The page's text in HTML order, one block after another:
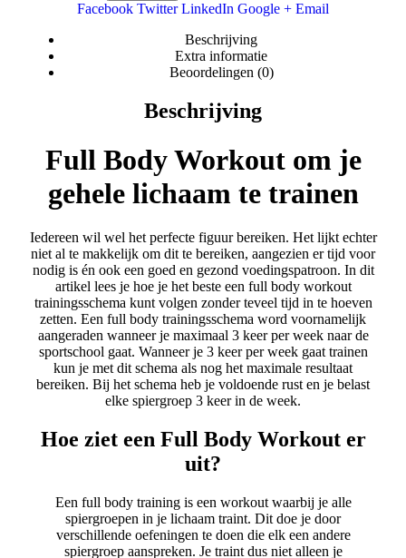
Facebook Twitter LinkedIn Google + Email
Beschrijving
Extra informatie
Beoordelingen (0)
Beschrijving
Full Body Workout om je
gehele lichaam te trainen
Iedereen wil wel het perfecte figuur bereiken. Het lijkt echter
niet al te makkelijk om dit te bereiken, aangezien er tijd voor
nodig is én ook een goed en gezond voedingspatroon. In dit
artikel lees je hoe je het beste een full body workout
trainingsschema kunt volgen zonder teveel tijd in te hoeven
zetten. Een full body trainingsschema word voornamelijk
aangeraden wanneer je maximaal 3 keer per week naar de
sportschool gaat. Wanneer je 3 keer per week gaat trainen
kun je met dit schema als nog het maximale resultaat
bereiken. Bij het schema heb je voldoende rust en je belast
elke spiergroep 3 keer in de week.
Hoe ziet een Full Body Workout er
uit?
Een full body training is een workout waarbij je alle
spiergroepen in je lichaam traint. Dit doe je door
verschillende oefeningen te doen die elk een andere
spiergroep aanspreken. Je traint dus niet alleen je